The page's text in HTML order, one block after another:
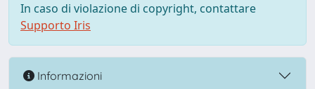
In caso di violazione di copyright, contattare
Supporto Iris
Informazioni